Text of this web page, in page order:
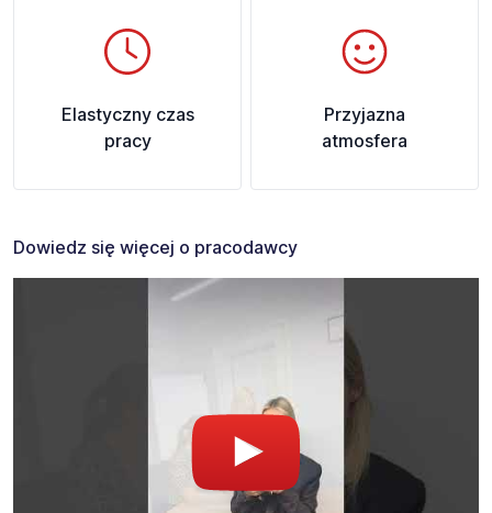
Elastyczny czas
pracy
Przyjazna
atmosfera
Dowiedz się więcej o pracodawcy